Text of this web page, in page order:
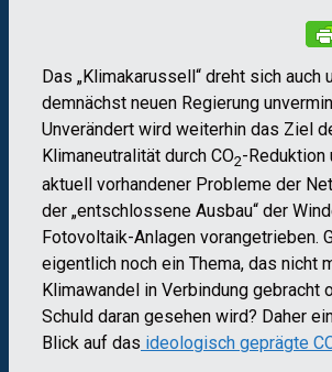
Das „Klimakarussell“ dreht sich auch
demnächst neuen Regierung
Unverändert wird weiterhin das Ziel
Klimaneutralität durch CO2-Reduktion
aktuell vorhandener Probleme der
der „entschlossene Ausbau“ der
Fotovoltaik-Anlagen vorangetrieben.
eigentlich noch ein Thema, das nicht
Klimawandel in Verbindung gebracht
Schuld daran gesehen wird? Daher
Blick auf das ideologisch geprägte